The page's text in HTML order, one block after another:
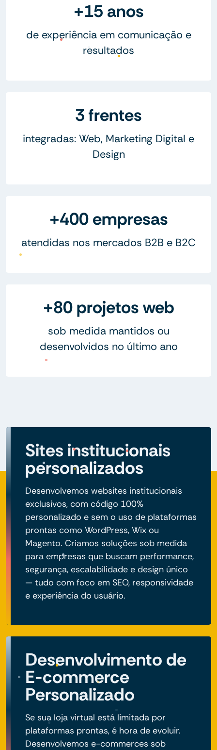
+15 anos
de experiência em comunicação e
resultados
3 frentes
integradas: Web, Marketing Digital e
Design
+400 empresas
atendidas nos mercados B2B e B2C
+80 projetos web
sob medida mantidos ou
desenvolvidos no último ano
Sites institucionais
personalizados
Desenvolvemos websites institucionais
exclusivos, com código 100%
personalizado e sem o uso de plataformas
prontas como WordPress, Wix ou
Magento. Criamos soluções sob medida
para empresas que buscam performance,
segurança, escalabilidade e design único
— tudo com foco em SEO, responsividade
e experiência do usuário.
Desenvolvimento de
E-commerce
Personalizado
Se sua loja virtual está limitada por
plataformas prontas, é hora de evoluir.
Desenvolvemos e-commerces sob